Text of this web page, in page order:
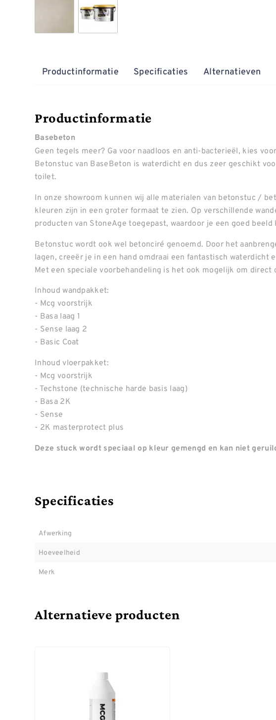
Productinformatie Specificaties Alternatieven
Productinformatie
Basebeton
Geen tegels meer? Ga voor naadloos en anti-bacterieël, kies
Betonstuc van BaseBeton is waterdicht en dus zeer geschikt
toilet.
In onze showroom kunnen wij alle materialen van betonstuc /
kleuren zijn in een groter formaat te zien. Op verschillende
producten van StoneAge toegepast, waardoor je een goed
Betonstuc wordt ook wel betonciré genoemd. Door het
lagen, creeër je in een hand omdraai een fantastisch waterdicht
Met een speciale voorbehandeling is het ook mogelijk om
Inhoud wandpakket:
- Mcg voorstrijk
- Basa laag 1
- Sense laag 2
- Basic Coat
Inhoud vloerpakket:
- Mcg voorstrijk
- Techstone (technische harde basis laag)
- Basa 2K
- Sense
- 2K masterprotect plus
Deze stuck wordt speciaal op kleur gemengd en kan niet
Specificaties
Afwerking
Hoeveelheid
Merk
Alternatieve producten